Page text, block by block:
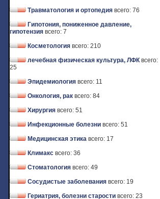
Травматология и ортопедия всего: 76
Гипотония, пониженное давление,
гипотензия всего: 7
Косметология всего: 210
лечебная физическая культура, ЛФК всего:
25
Эпидемиология всего: 11
Онкология, рак всего: 84
Хирургия всего: 51
Инфекционные болезни всего: 51
Медицинская этика всего: 17
Климакс всего: 36
Стоматология всего: 49
Сосудистые заболевания всего: 19
Гериатрия, болезни старости всего: 23